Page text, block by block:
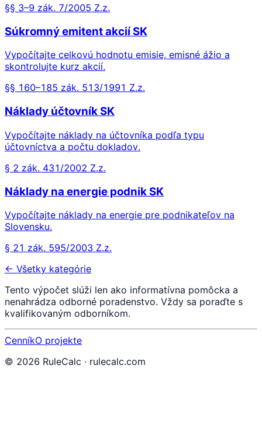
§§ 3–9 zák. 7/2005 Z.z.
Súkromný emitent akcií SK
Vypočítajte celkovú hodnotu emisie, emisné ážio a
skontrolujte kurz akcií.
§§ 160–185 zák. 513/1991 Z.z.
Náklady účtovník SK
Vypočítajte náklady na účtovníka podľa typu
účtovníctva a počtu dokladov.
§ 2 zák. 431/2002 Z.z.
Náklady na energie podnik SK
Vypočítajte náklady na energie pre podnikateľov na
Slovensku.
§ 21 zák. 595/2003 Z.z.
← Všetky kategórie
Tento výpočet slúži len ako informatívna pomôcka a
nenahrádza odborné poradenstvo. Vždy sa poraďte s
kvalifikovaným odborníkom.
CenníkO projekte
© 2026 RuleCalc · rulecalc.com